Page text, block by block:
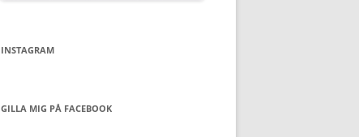
INSTAGRAM
GILLA MIG PÅ FACEBOOK